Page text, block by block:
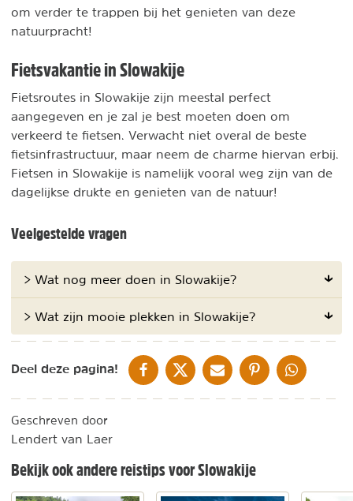
om verder te trappen bij het genieten van deze
natuurpracht!
Fietsvakantie in Slowakije
Fietsroutes in Slowakije zijn meestal perfect
aangegeven en je zal je best moeten doen om
verkeerd te fietsen. Verwacht niet overal de beste
fietsinfrastructuur, maar neem de charme hiervan erbij.
Fietsen in Slowakije is namelijk vooral weg zijn van de
dagelijkse drukte en genieten van de natuur!
Veelgestelde vragen
> Wat nog meer doen in Slowakije?
> Wat zijn mooie plekken in Slowakije?
Deel deze pagina! DELEN OP FACEBOOK
DELEN OP XDELEN VIA DE MAIL
DELEN OP PINTEREST
DELEN OP
Geschreven door
Lendert van Laer
Bekijk ook andere reistips voor Slowakije